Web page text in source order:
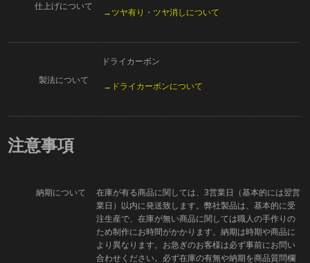
仕上げについて
→ツヤ有り・ツヤ消しについて
製法について
ドライカーボン
→ドライカーボンについて
注意事項
納期について
在庫が有る商品に関しては、3営業日（基本的には翌営
業日）以内に発送致します。弊社製品は、基本的に受
注生産で、在庫が無い商品に関しては職人の手作りの
ため制作にお時間がかかります。納期は時期や商品に
より異なります。お急ぎのお客様は必ず事前にお問い
合わせください。必ず在庫の有無や納期を商品質問欄